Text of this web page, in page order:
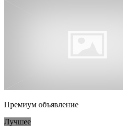
Премиум объявление
Лучшее